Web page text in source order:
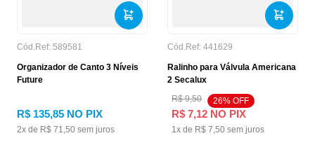
Cód.Ref: 589581
Organizador de Canto 3 Níveis
Future
R$ 135,85 NO PIX
2x de R$ 71,50 sem juros
Cód.Ref: 441629
Ralinho para Válvula Americana
2 Secalux
R$ 9,50 26% OFF
R$ 7,12 NO PIX
1x de R$ 7,50 sem juros